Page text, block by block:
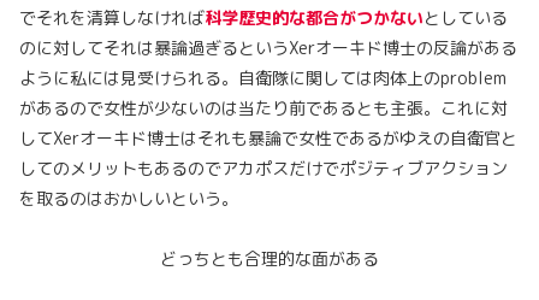
でそれを清算しなければ科学歴史的な都合がつかないとしている
のに対してそれは暴論過ぎるというXerオーキド博士の反論がある
ように私には見受けられる。自衛隊に関しては肉体上のproblem
があるので女性が少ないのは当たり前であるとも主張。これに対
してXerオーキド博士はそれも暴論で女性であるがゆえの自衛官と
してのメリットもあるのでアカポスだけでポジティブアクション
を取るのはおかしいという。
どっちとも合理的な面がある